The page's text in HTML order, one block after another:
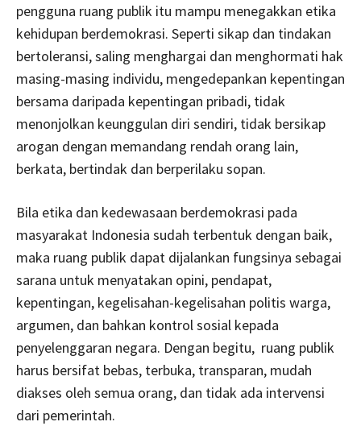
pengguna ruang publik itu mampu menegakkan etika
kehidupan berdemokrasi. Seperti sikap dan tindakan
bertoleransi, saling menghargai dan menghormati hak
masing-masing individu, mengedepankan kepentingan
bersama daripada kepentingan pribadi, tidak
menonjolkan keunggulan diri sendiri, tidak bersikap
arogan dengan memandang rendah orang lain,
berkata, bertindak dan berperilaku sopan.
Bila etika dan kedewasaan berdemokrasi pada
masyarakat Indonesia sudah terbentuk dengan baik,
maka ruang publik dapat dijalankan fungsinya sebagai
sarana untuk menyatakan opini, pendapat,
kepentingan, kegelisahan-kegelisahan politis warga,
argumen, dan bahkan kontrol sosial kepada
penyelenggaran negara. Dengan begitu, ruang publik
harus bersifat bebas, terbuka, transparan, mudah
diakses oleh semua orang, dan tidak ada intervensi
dari pemerintah.